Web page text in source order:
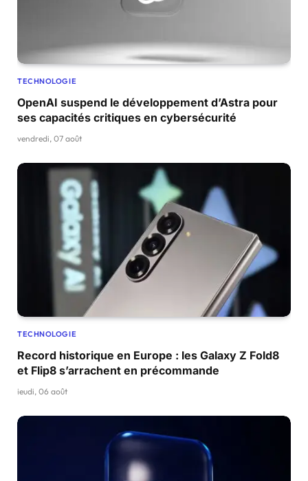
TECHNOLOGIE
OpenAI suspend le développement d’Astra pour
ses capacités critiques en cybersécurité
vendredi, 07 août
TECHNOLOGIE
Record historique en Europe : les Galaxy Z Fold8
et Flip8 s’arrachent en précommande
jeudi, 06 août